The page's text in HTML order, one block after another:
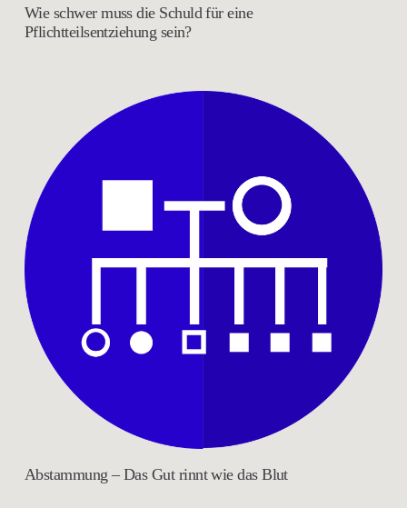
Wie schwer muss die Schuld für eine
Pflichtteilsentziehung sein?
Abstammung – Das Gut rinnt wie das Blut